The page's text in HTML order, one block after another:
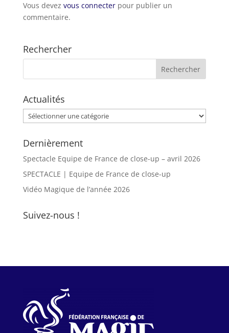
Vous devez vous connecterpour publier un
commentaire.
Rechercher
Actualités
Actualités
Dernièrement
Spectacle Equipe de France de close-up – avril 2026
SPECTACLE | Equipe de France de close-up
Vidéo Magique de l’année 2026
Suivez-nous !